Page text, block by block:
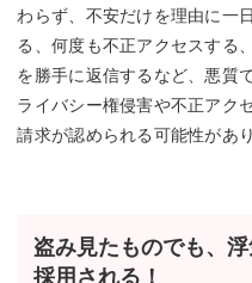
わらず、不安だけを理由に一
る、何度も不正アクセスする
を勝手に返信するなど、悪質
ライバシー権侵害や不正アク
請求が認められる可能性があり
盗み見たものでも、
採用される！